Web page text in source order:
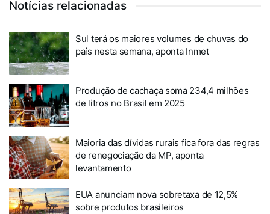
Notícias relacionadas
Sul terá os maiores volumes de chuvas do
país nesta semana, aponta Inmet
Produção de cachaça soma 234,4 milhões
de litros no Brasil em 2025
Maioria das dívidas rurais fica fora das regras
de renegociação da MP, aponta
levantamento
EUA anunciam nova sobretaxa de 12,5%
sobre produtos brasileiros